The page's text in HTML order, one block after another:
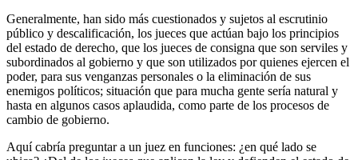
Generalmente, han sido más cuestionados y sujetos al escrutinio
público y descalificación, los jueces que actúan bajo los principios
del estado de derecho, que los jueces de consigna que son serviles y
subordinados al gobierno y que son utilizados por quienes ejercen el
poder, para sus venganzas personales o la eliminación de sus
enemigos políticos; situación que para mucha gente sería natural y
hasta en algunos casos aplaudida, como parte de los procesos de
cambio de gobierno.
Aquí cabría preguntar a un juez en funciones: ¿en qué lado se